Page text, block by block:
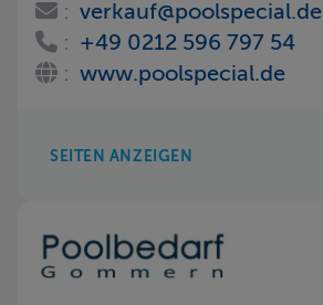
: verkauf@poolspecial.de
: +49 0212 596 797 54
: www.poolspecial.de
SEITEN ANZEIGEN